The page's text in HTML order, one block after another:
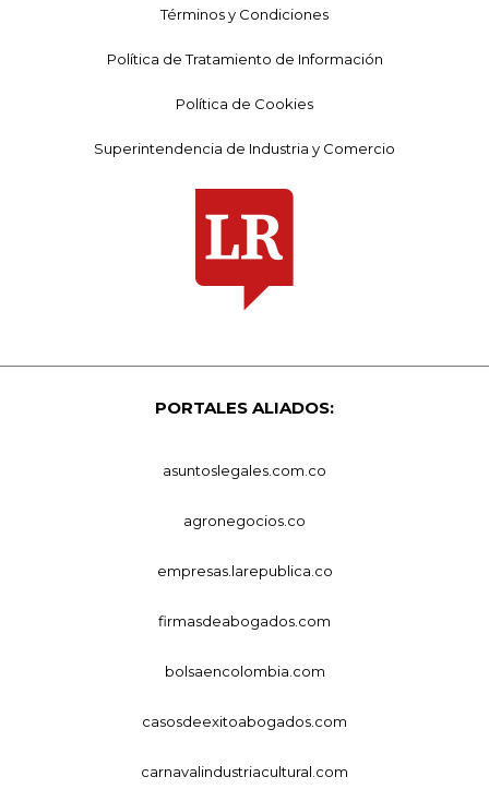
Términos y Condiciones
Política de Tratamiento de Información
Política de Cookies
Superintendencia de Industria y Comercio
PORTALES ALIADOS:
asuntoslegales.com.co
agronegocios.co
empresas.larepublica.co
firmasdeabogados.com
bolsaencolombia.com
casosdeexitoabogados.com
carnavalindustriacultural.com